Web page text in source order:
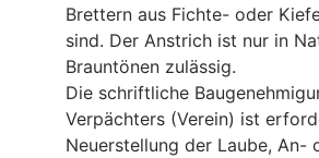
Brettern aus Fichte- oder
sind. Der Anstrich ist nur in
Brauntönen zulässig.
Die schriftliche
Verpächters (Verein) ist
Neuerstellung der Laube, An-